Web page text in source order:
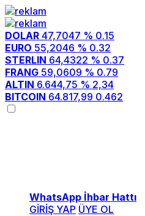
DOLAR 47,7047 % 0.15
EURO 55,2046 % 0.32
STERLIN 64,4322 % 0.37
FRANG 59,0609 % 0.79
ALTIN 6.644,75 % 2,34
BITCOIN 64.817,99 0.462
WhatsApp İhbar Hattı
GİRİŞ YAP ÜYE OL